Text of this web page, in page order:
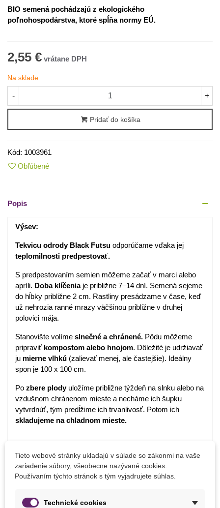
BIO semená pochádzajú z ekologického
poľnohospodárstva, ktoré spĺňa normy EÚ.
2,55 €
Na sklade
- +
Pridať do košíka
Kód: 1003961
Obľúbené
Popis
Výsev:
Tekvicu odrody Black Futsu odporúčame vďaka jej
teplomilnosti predpestovať.
S predpestovaním semien môžeme začať v marci alebo
apríli. Doba klíčeniaje približne 7–14 dní. Semená sejeme
do hĺbky približne 2 cm. Rastliny presádzame v čase, keď
už nehrozia ranné mrazy väčšinou približne v druhej
polovici mája.
Stanovište volíme slnečné a chránené. Pôdu môžeme
pripraviť kompostom alebo hnojom. Dôležité je udržiavať
ju mierne vlhkú (zalievať menej, ale častejšie). Ideálny
spon je 100 x 100 cm.
Po zbere plodyuložíme približne týždeň na slnku alebo na
vzdušnom chránenom mieste a necháme ich šupku
vytvrdnúť, tým predĺžime ich trvanlivosť. Potom ich
skladujeme na chladnom mieste.
Detaily produktu
PARAMETRE
Výsev
Tieto webové stránky ukladajú v súlade so zákonmi na vaše
zariadenie súbory, všeobecne nazývané cookies.
Používaním týchto stránok s tým vyjadrujete súhlas.
Technické cookies